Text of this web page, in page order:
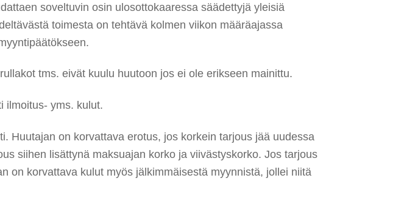
soveltuvin osin ulosottokaaressa säädettyjä yleisiä
toimesta on tehtävä kolmen viikon määräajassa
tms. eivät kuulu huutoon jos ei ole erikseen mainittu.
ilmoitus- yms. kulut.
Huutajan on korvattava erotus, jos korkein tarjous jää uudessa
siihen lisättynä maksuajan korko ja viivästyskorko. Jos tarjous
on korvattava kulut myös jälkimmäisestä myynnistä, jollei niitä